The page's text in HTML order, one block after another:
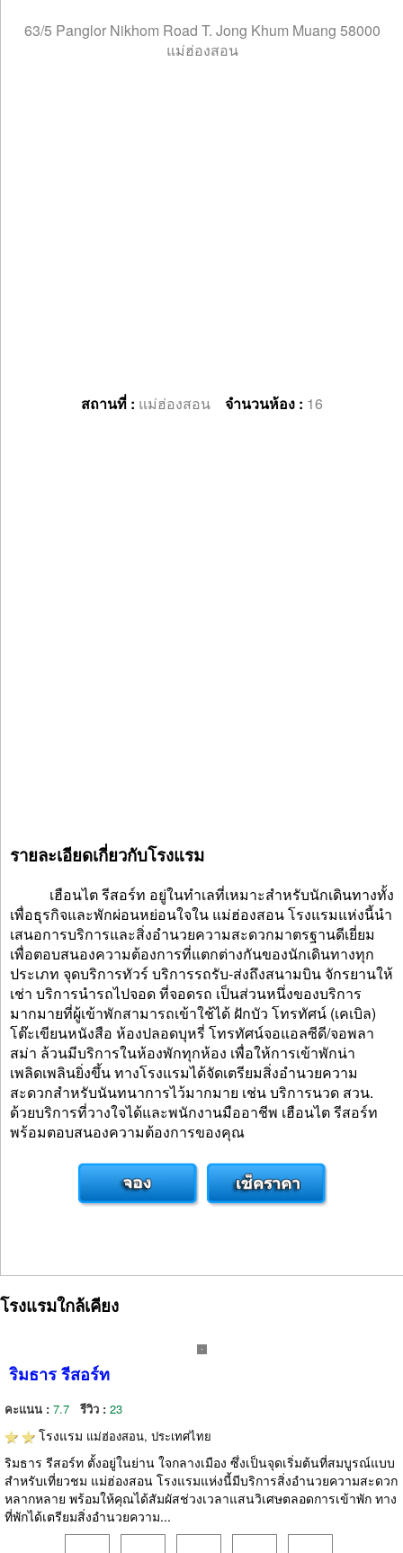
63/5 Panglor Nikhom Road T. Jong Khum Muang 58000
แม่ฮ่องสอน
สถานที่ : แม่ฮ่องสอน จำนวนห้อง : 16
รายละเอียดเกี่ยวกับโรงแรม
เฮือนไต รีสอร์ท อยู่ในทำเลที่เหมาะสำหรับนักเดินทางทั้ง
เพื่อธุรกิจและพักผ่อนหย่อนใจใน แม่ฮ่องสอน โรงแรมแห่งนี้นำ
เสนอการบริการและสิ่งอำนวยความสะดวกมาตรฐานดีเยี่ยม
เพื่อตอบสนองความต้องการที่แตกต่างกันของนักเดินทางทุก
ประเภท จุดบริการทัวร์ บริการรถรับ-ส่งถึงสนามบิน จักรยานให้
เช่า บริการนำรถไปจอด ที่จอดรถ เป็นส่วนหนึ่งของบริการ
มากมายที่ผู้เข้าพักสามารถเข้าใช้ได้ ฝักบัว โทรทัศน์ (เคเบิล)
โต๊ะเขียนหนังสือ ห้องปลอดบุหรี่ โทรทัศน์จอแอลซีดี/จอพลา
สม่า ล้วนมีบริการในห้องพักทุกห้อง เพื่อให้การเข้าพักน่า
เพลิดเพลินยิ่งขึ้น ทางโรงแรมได้จัดเตรียมสิ่งอำนวยความ
สะดวกสำหรับนันทนาการไว้มากมาย เช่น บริการนวด สวน.
ด้วยบริการที่วางใจได้และพนักงานมืออาชีพ เฮือนไต รีสอร์ท
พร้อมตอบสนองความต้องการของคุณ
โรงแรมใกล้เคียง
ริมธาร รีสอร์ท
คะแนน : 7.7 รีวิว : 23
โรงแรม แม่ฮ่องสอน, ประเทศไทย
ริมธาร รีสอร์ท ตั้งอยู่ในย่าน ใจกลางเมือง ซึ่งเป็นจุดเริ่มต้นที่สมบูรณ์แบบ
สำหรับเที่ยวชม แม่ฮ่องสอน โรงแรมแห่งนี้มีบริการสิ่งอำนวยความสะดวก
หลากหลาย พร้อมให้คุณได้สัมผัสช่วงเวลาแสนวิเศษตลอดการเข้าพัก ทาง
ที่พักได้เตรียมสิ่งอำนวยความ...